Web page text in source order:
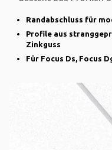
Randabschluss für
Profile aus
Zinkguss
Für Focus Ds, Focus